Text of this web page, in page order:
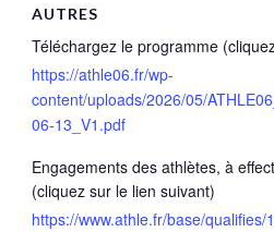
AUTRES
Téléchargez le programme
https://athle06.fr/wp-
content/uploads/2026/05/
06-13_V1.pdf
Engagements des athlètes, à
(cliquez sur le lien suivant)
https://www.athle.fr/base/qualifies/